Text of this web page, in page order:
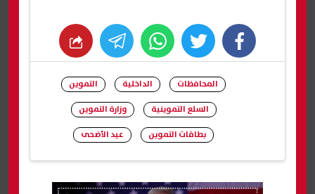
facebook
twitter
whats
المحافظات الداخلية
التموين
السلع التموينية
وزارة التموين
بطاقات التموين
عيد الأضحى